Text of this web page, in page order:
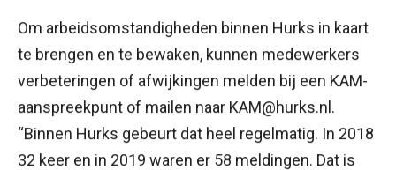
Om arbeidsomstandigheden binnen Hurks in kaart
te brengen en te bewaken, kunnen medewerkers
verbeteringen of afwijkingen melden bij een KAM-
aanspreekpunt of mailen naar KAM@hurks.nl.
“Binnen Hurks gebeurt dat heel regelmatig. In 2018
32 keer en in 2019 waren er 58 meldingen. Dat is